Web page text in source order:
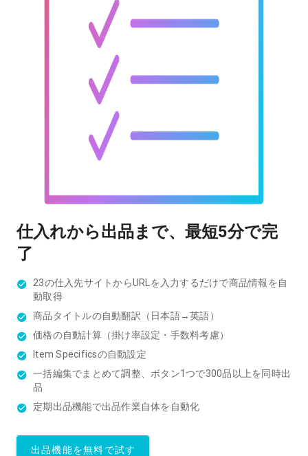
仕入れから出品まで、最短5分で完
了
23の仕入先サイトからURLを入力するだけで商品情報を自
動取得
商品タイトルの自動翻訳（日本語→英語）
価格の自動計算（掛け率設定・手数料考慮）
Item Specificsの自動設定
一括編集でまとめて調整、ボタン1つで300品以上を同時出
品
定期出品機能で出品作業自体を自動化
出品機能を無料で試す